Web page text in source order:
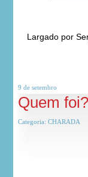
Largado por
9 de setembro
Quem foi?
Categoria: CHARADA